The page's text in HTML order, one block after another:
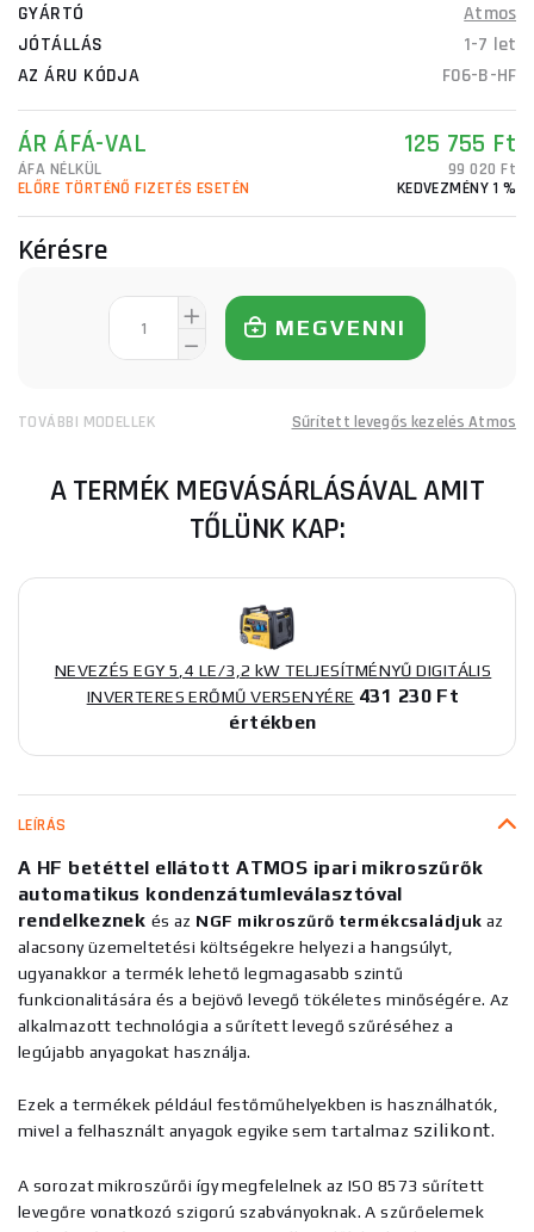
GYÁRTÓ
Atmos
JÓTÁLLÁS
1-7 let
AZ ÁRU KÓDJA
F06-B-HF
ÁR ÁFÁ-VAL 125 755 Ft
ÁFA NÉLKÜL
99 020 Ft
ELŐRE TÖRTÉNŐ FIZETÉS ESETÉN
KEDVEZMÉNY 1 %
Kérésre
MEGVENNI
TOVÁBBI MODELLEK Sűrített levegős kezelés Atmos
A TERMÉK MEGVÁSÁRLÁSÁVAL AMIT
TŐLÜNK KAP:
NEVEZÉS EGY 5,4 LE/3,2 kW TELJESÍTMÉNYŰ DIGITÁLIS
INVERTERES ERŐMŰ VERSENYÉRE 431 230 Ft
értékben
LEÍRÁS
A HF betéttel ellátott ATMOS ipari mikroszűrők
automatikus kondenzátumleválasztóval
rendelkeznek és az NGF mikroszűrő termékcsaládjukaz
alacsony üzemeltetési költségekre helyezi a hangsúlyt,
ugyanakkor a termék lehető legmagasabb szintű
funkcionalitására és a bejövő levegő tökéletes minőségére. Az
alkalmazott technológia a sűrített levegő szűréséhez a
legújabb anyagokat használja.
Ezek a termékek például festőműhelyekben is használhatók,
mivel a felhasznált anyagok egyike sem tartalmaz szilikont.
A sorozat mikroszűrői így megfelelnek az ISO 8573 sűrített
levegőre vonatkozó szigorú szabványoknak. A szűrőelemek